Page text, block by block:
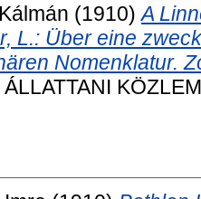
(1910)A
L.: Über eine
Nomenklatur.
ÁLLATTANI